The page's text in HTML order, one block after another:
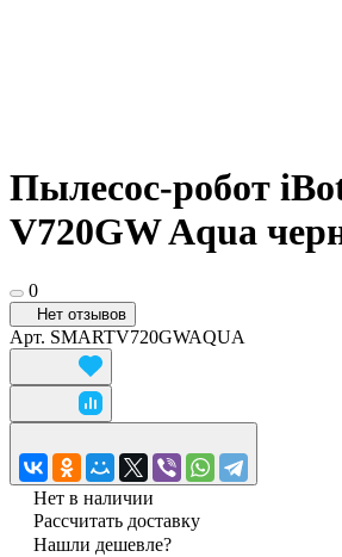
Пылесос-робот
V720GW Aqua
0
Нет отзывов
Арт. SMARTV720GWAQUA
Нет в наличии
Рассчитать доставку
Нашли дешевле?